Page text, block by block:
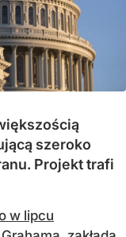
szeroko
Projekt trafi
w lipcu